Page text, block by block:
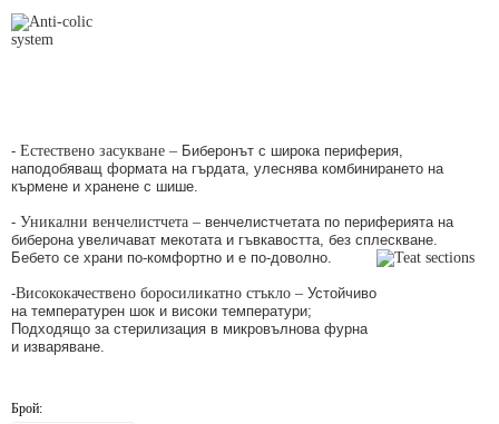
- Естествено засукване – Биберонът с широка периферия,
наподобяващ формата на гърдата, улеснява комбинирането на
кърмене и хранене с шише.
- Уникални венчелистчета – венчелистчетата по периферията на
биберона увеличават мекотата и гъвкавостта, без сплескване.
Бебето се храни по-комфортно и е по-доволно.
-Висококачествено боросиликатно стъкло – Устойчиво
на температурен шок и високи температури;
Подходящо за стерилизация в микровълнова фурна
и изваряване.
Брой: